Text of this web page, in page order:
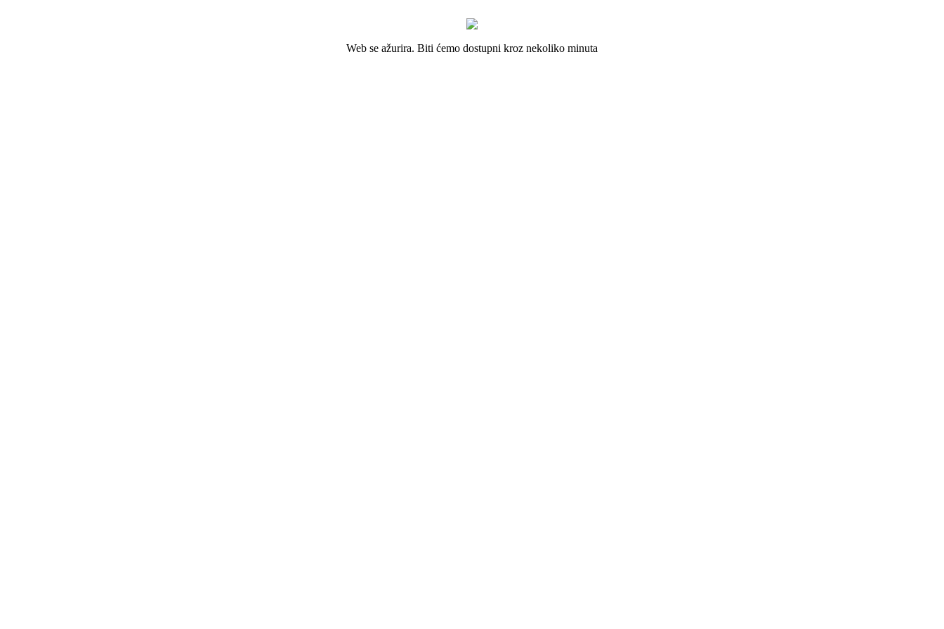
Web se ažurira. Biti ćemo dostupni kroz nekoliko minuta